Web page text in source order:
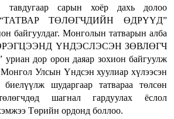
тавдугаар сарын хоёр дахь долоо
“ТАТВАР ТӨЛӨГЧДИЙН ӨДРҮҮД”
байгуулдаг. Монголын татварын алба
ҮНДЭСЛЭСЭН ЗӨВЛӨГЧ
дор орон даяар зохион байгуулж
Улсын Үндсэн хуулиар хүлээсэн
шударгаар татвараа төлсөн
шагнал гардуулах ёслол
Төрийн ордонд боллоо.